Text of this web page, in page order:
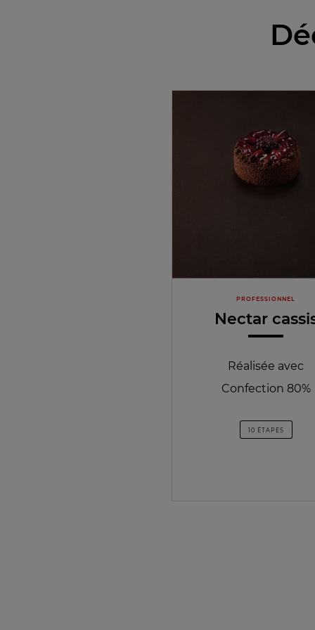
PROFESSIONNEL
Nectar
Réalisée avec
Confection 80%
10 ÉTAPES